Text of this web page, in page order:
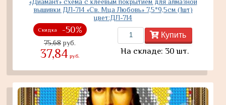
вышивки ДЛ-714 «Св. Мца Любовь» 7,5*9,5см (1шт)
цвет:ДЛ-714
Скидка -50%
75,68руб.
37,84 руб.
Купить
На складе: 30 шт.